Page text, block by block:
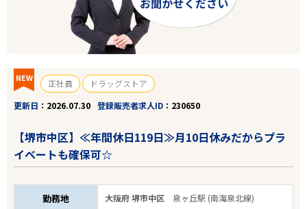
NEW 正社員
ドラッグストア
更新日
2026.07.30 登録販売者求人ID 230650
【堺市中区】≪年間休日119日≫月10日休みだからプラ
イベートも確保可☆
勤務地 大阪府 堺市中区 泉ヶ丘駅 (南海泉北線)